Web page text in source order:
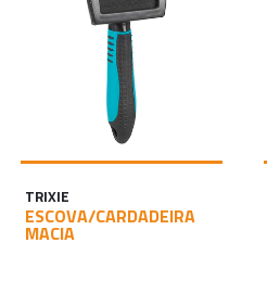
TRIXIE
ESCOVA/CARDADEIRA
MACIA